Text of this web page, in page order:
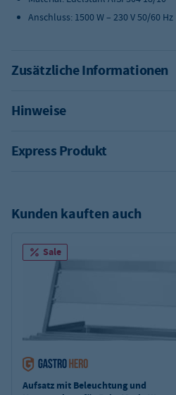
Anschluss: 1500 W – 230 V 50/60 Hz
Zusätzliche Informationen
Hinweise
Express Produkt
Kunden kauften auch
Sale
Aufsatz mit Beleuchtung und